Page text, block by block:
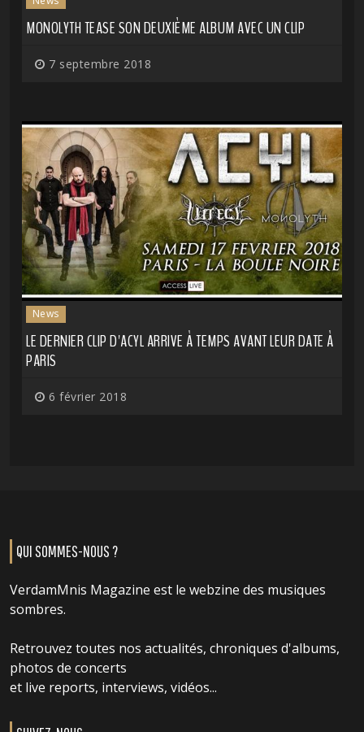
MONOLYTH TEASE SON DEUXIÈME ALBUM AVEC UN CLIP
7 septembre 2018
News
LE DERNIER CLIP D'ACYL ARRIVE À TEMPS AVANT LEUR DATE À
PARIS
6 février 2018
QUI SOMMES-NOUS ?
VerdamMnis Magazine est le webzine des musiques
sombres.
Retrouvez toutes nos actualités, chroniques d'albums,
photos de concerts
et live reports, interviews, vidéos...